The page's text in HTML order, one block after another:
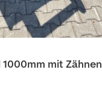
mit Zähnen